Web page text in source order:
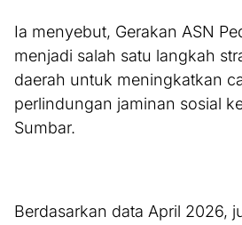
Ia menyebut, Gerakan ASN
menjadi salah satu langkah
daerah untuk meningkatkan
perlindungan jaminan sosial
Sumbar.
Berdasarkan data April 2026,